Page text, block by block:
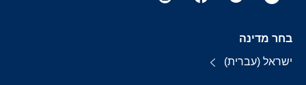
בחר מדינה
ישראל (עברית)